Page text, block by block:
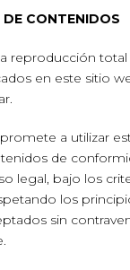
CONTENIDOS
reproducción
en este sitio
a utilizar
de
legal, bajo los
los
sin